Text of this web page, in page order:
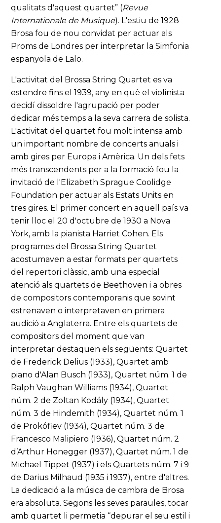
qualitats d'aquest quartet” (Revue
Internationale de Musique). L'estiu de 1928
Brosa fou de nou convidat per actuar als
Proms de Londres per interpretar la Simfonia
espanyola de Lalo.
L'activitat del Brossa String Quartet es va
estendre fins el 1939, any en què el violinista
decidí dissoldre l'agrupació per poder
dedicar més temps a la seva carrera de solista.
L'activitat del quartet fou molt intensa amb
un important nombre de concerts anuals i
amb gires per Europa i Amèrica. Un dels fets
més transcendents per a la formació fou la
invitació de l'Elizabeth Sprague Coolidge
Foundation per actuar als Estats Units en
tres gires. El primer concert en aquell país va
tenir lloc el 20 d'octubre de 1930 a Nova
York, amb la pianista Harriet Cohen. Els
programes del Brossa String Quartet
acostumaven a estar formats per quartets
del repertori clàssic, amb una especial
atenció als quartets de Beethoven i a obres
de compositors contemporanis que sovint
estrenaven o interpretaven en primera
audició a Anglaterra. Entre els quartets de
compositors del moment que van
interpretar destaquen els següents: Quartet
de Frederick Delius (1933), Quartet amb
piano d'Alan Busch (1933), Quartet núm. 1 de
Ralph Vaughan Williams (1934), Quartet
núm. 2 de Zoltan Kodály (1934), Quartet
núm. 3 de Hindemith (1934), Quartet núm. 1
de Prokófiev (1934), Quartet núm. 3 de
Francesco Malipiero (1936), Quartet núm. 2
d’Arthur Honegger (1937), Quartet núm. 1 de
Michael Tippet (1937) i els Quartets núm. 7 i 9
de Darius Milhaud (1935 i 1937), entre d'altres.
La dedicació a la música de cambra de Brosa
era absoluta. Segons les seves paraules, tocar
amb quartet li permetia “depurar el seu estil i